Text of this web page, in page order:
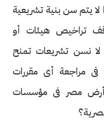
يتم سن بنية تشريعية
تراخيص هيئات أو
نسن تشريعات تمنح
فى مراجعة أى مقررات
أرض مصر فى مؤسسات